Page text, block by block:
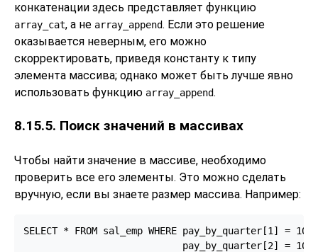
конкатенации здесь представляет функцию
array_cat, а не array_append. Если это решение
оказывается неверным, его можно
скорректировать, приведя константу к типу
элемента массива; однако может быть лучше явно
использовать функцию array_append.
8.15.5. Поиск значений в массивах
Чтобы найти значение в массиве, необходимо
проверить все его элементы. Это можно сделать
вручную, если вы знаете размер массива. Например:
SELECT * FROM sal_emp WHERE pay_by_quarter[1] =
pay_by_quarter[2] =